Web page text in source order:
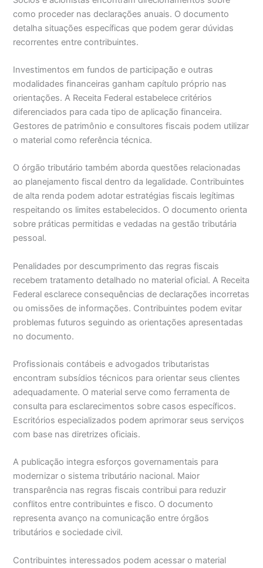
como proceder nas declarações anuais. O documento
detalha situações específicas que podem gerar dúvidas
recorrentes entre contribuintes.
Investimentos em fundos de participação e outras
modalidades financeiras ganham capítulo próprio nas
orientações. A Receita Federal estabelece critérios
diferenciados para cada tipo de aplicação financeira.
Gestores de patrimônio e consultores fiscais podem utilizar
o material como referência técnica.
O órgão tributário também aborda questões relacionadas
ao planejamento fiscal dentro da legalidade. Contribuintes
de alta renda podem adotar estratégias fiscais legítimas
respeitando os limites estabelecidos. O documento orienta
sobre práticas permitidas e vedadas na gestão tributária
pessoal.
Penalidades por descumprimento das regras fiscais
recebem tratamento detalhado no material oficial. A Receita
Federal esclarece consequências de declarações incorretas
ou omissões de informações. Contribuintes podem evitar
problemas futuros seguindo as orientações apresentadas
no documento.
Profissionais contábeis e advogados tributaristas
encontram subsídios técnicos para orientar seus clientes
adequadamente. O material serve como ferramenta de
consulta para esclarecimentos sobre casos específicos.
Escritórios especializados podem aprimorar seus serviços
com base nas diretrizes oficiais.
A publicação integra esforços governamentais para
modernizar o sistema tributário nacional. Maior
transparência nas regras fiscais contribui para reduzir
conflitos entre contribuintes e fisco. O documento
representa avanço na comunicação entre órgãos
tributários e sociedade civil.
Contribuintes interessados podem acessar o material